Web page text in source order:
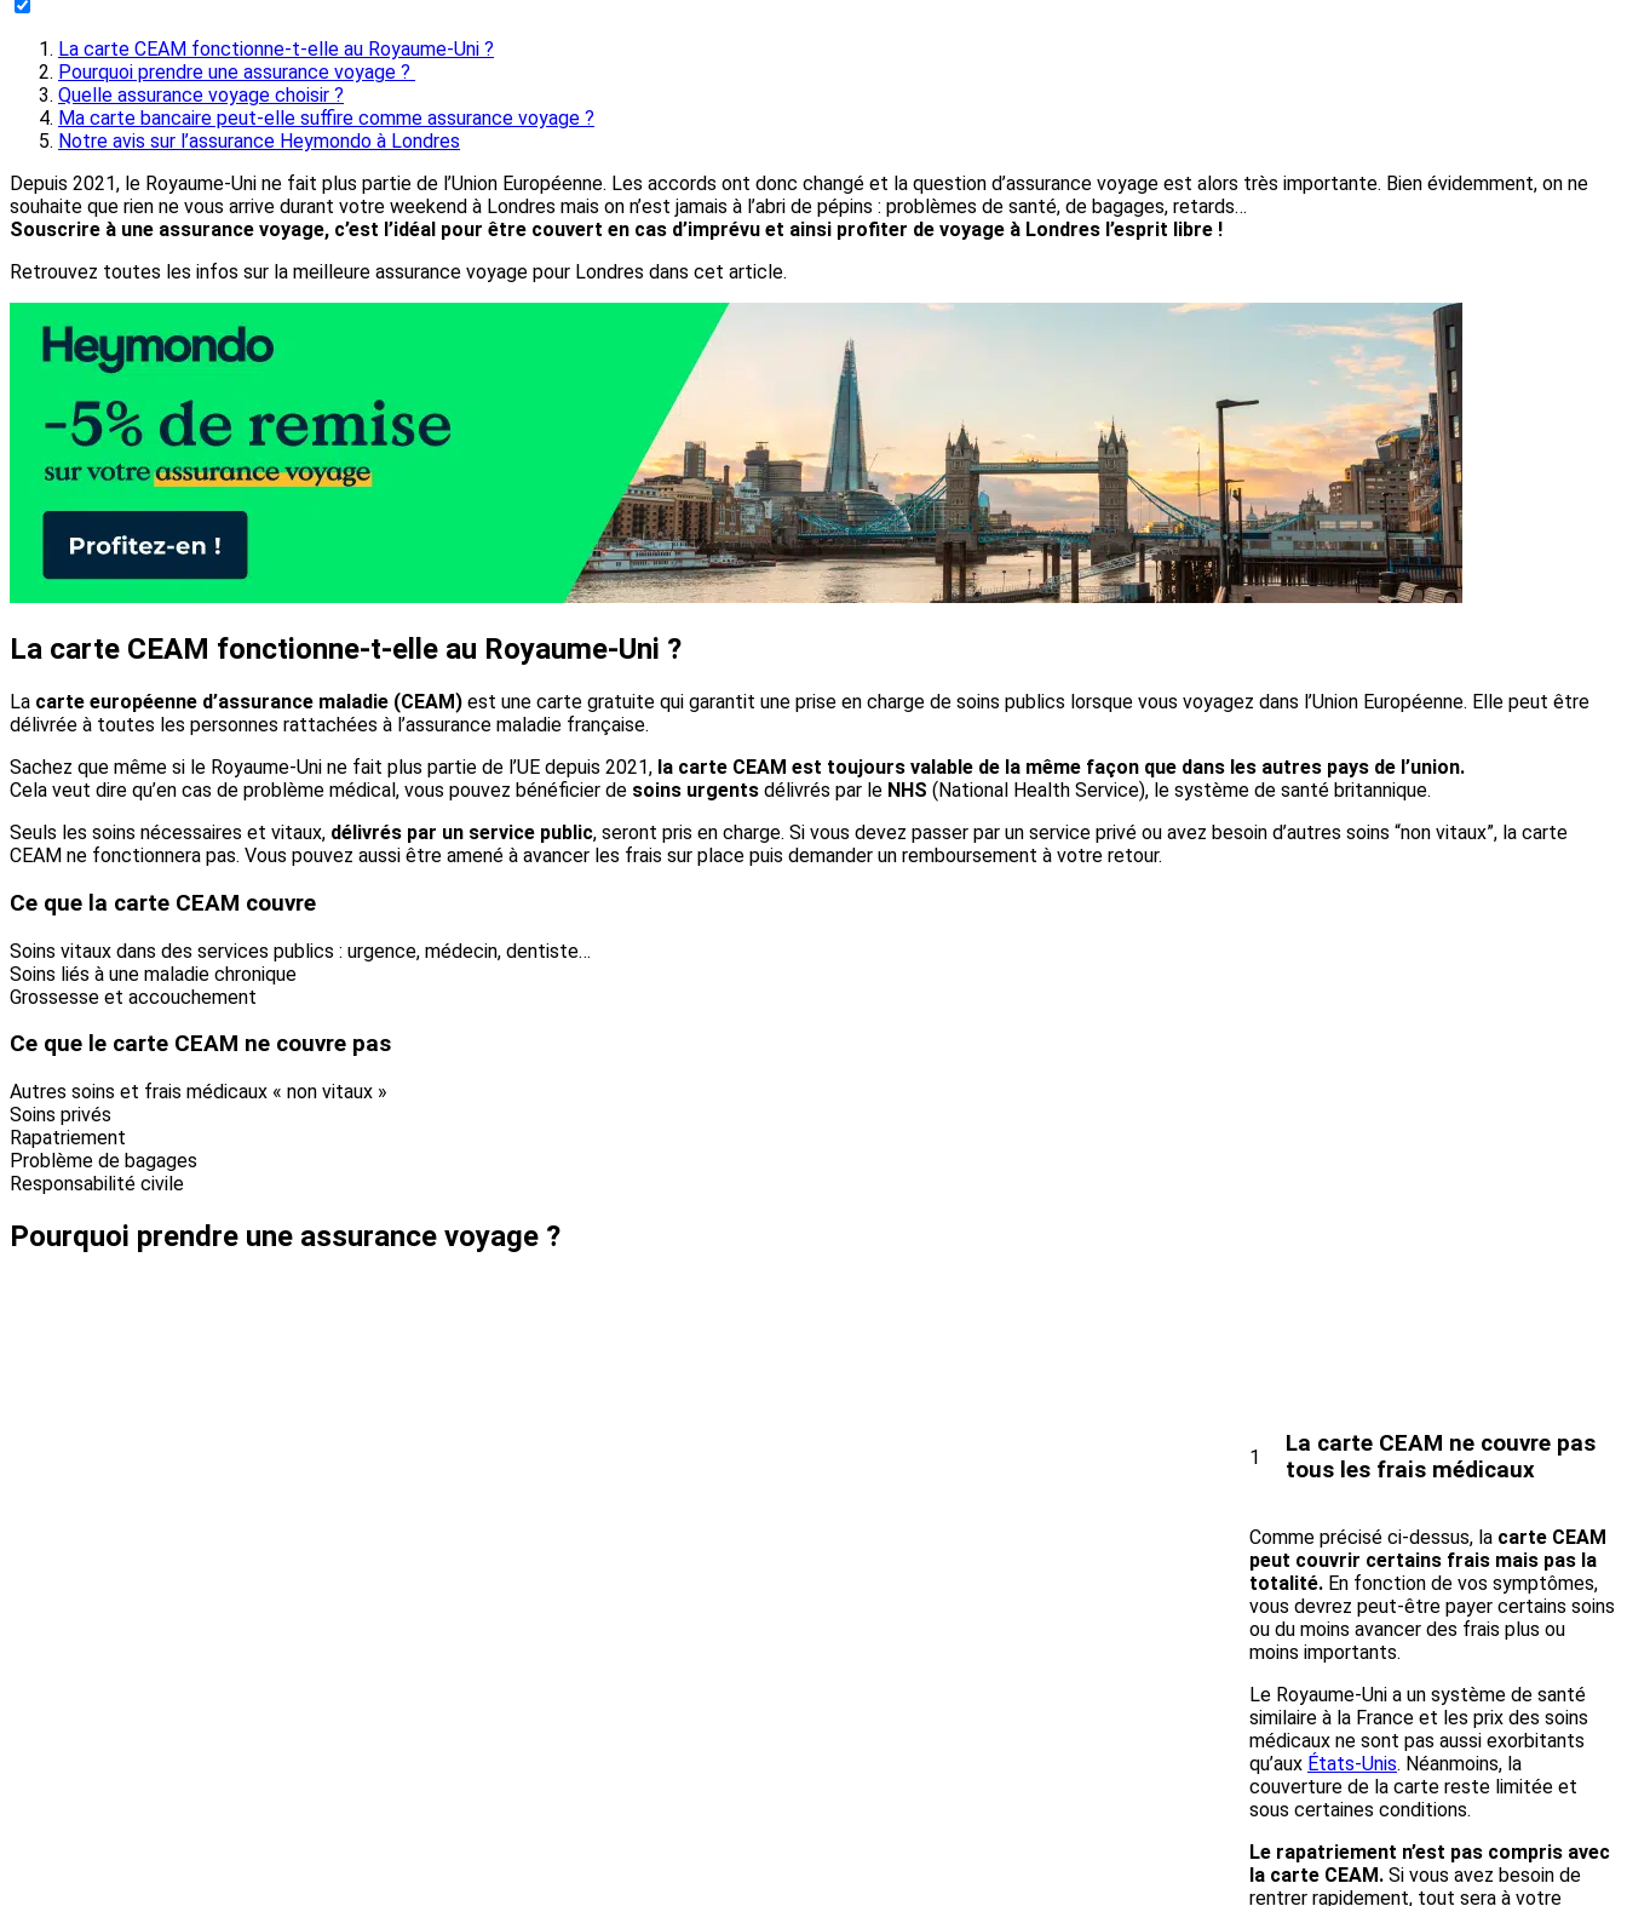
La carte CEAM fonctionne-t-elle au Royaume-Uni ?
Pourquoi prendre une assurance voyage ?
Quelle assurance voyage choisir ?
Ma carte bancaire peut-elle suffire comme assurance voyage ?
Notre avis sur l’assurance Heymondo à Londres
Depuis 2021, le Royaume-Uni ne fait plus partie de l’Union Européenne. Les accords ont donc changé et la question d’assurance voyage est alors très importante. Bien évidemment, on ne
souhaite que rien ne vous arrive durant votre weekend à Londres mais on n’est jamais à l’abri de pépins : problèmes de santé, de bagages, retards…
Souscrire à une assurance voyage, c’est l’idéal pour être couvert en cas d’imprévu et ainsi profiter de voyage à Londres l’esprit libre !
Retrouvez toutes les infos sur la meilleure assurance voyage pour Londres dans cet article.
La carte CEAM fonctionne-t-elle au Royaume-Uni ?
La carte européenne d’assurance maladie (CEAM) est une carte gratuite qui garantit une prise en charge de soins publics lorsque vous voyagez dans l’Union Européenne. Elle peut être
délivrée à toutes les personnes rattachées à l’assurance maladie française.
Sachez que même si le Royaume-Uni ne fait plus partie de l’UE depuis 2021, la carte CEAM est toujours valable de la même façon que dans les autres pays de l’union.
Cela veut dire qu’en cas de problème médical, vous pouvez bénéficier de soins urgents délivrés par le NHS (National Health Service), le système de santé britannique.
Seuls les soins nécessaires et vitaux, délivrés par un service public, seront pris en charge. Si vous devez passer par un service privé ou avez besoin d’autres soins “non vitaux”, la carte
CEAM ne fonctionnera pas. Vous pouvez aussi être amené à avancer les frais sur place puis demander un remboursement à votre retour.
Ce que la carte CEAM couvre
Soins vitaux dans des services publics : urgence, médecin, dentiste…
Soins liés à une maladie chronique
Grossesse et accouchement
Ce que le carte CEAM ne couvre pas
Autres soins et frais médicaux « non vitaux »
Soins privés
Rapatriement
Problème de bagages
Responsabilité civile
Pourquoi prendre une assurance voyage ?
1
La carte CEAM ne couvre pas
tous les frais médicaux
Comme précisé ci-dessus, la carte CEAM
peut couvrir certains frais mais pas la
totalité. En fonction de vos symptômes,
vous devrez peut-être payer certains soins
ou du moins avancer des frais plus ou
moins importants.
Le Royaume-Uni a un système de santé
similaire à la France et les prix des soins
médicaux ne sont pas aussi exorbitants
qu’aux États-Unis. Néanmoins, la
couverture de la carte reste limitée et
sous certaines conditions.
Le rapatriement n’est pas compris avec
la carte CEAM. Si vous avez besoin de
rentrer rapidement, tout sera à votre